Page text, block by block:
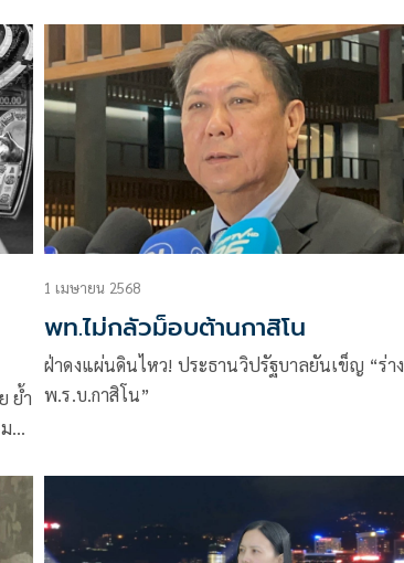
กัน
ย้ำ
น
9
1 เมษายน 2568
พท.ไม่กลัวม็อบต้านกาสิโน
ฝ่าดงแผ่นดินไหว! ประธานวิปรัฐบาลยันเข็ญ “ร่าง
พ.ร.บ.กาสิโน”